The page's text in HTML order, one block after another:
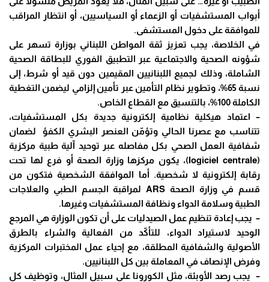
أبواب المستشفيات أو الزعماء أو السياسيين، أو انتظار المراقب
للموافقة على دخول المستشفى.
في الخلاصة، يجب تعزيز ثقة المواطن اللبناني بوزارة تسهر على
شؤونه الصحية والاجتماعية عبر التطبيق الفوري للبطاقة الصحية
الشاملة، وذلك لجميع اللبنانيين المقيمين دون قيد أو شرط، إلى
نسبة 65%، وتطوير نظام التأمين عبر تأمين إلزامي ليضمن التغطية
الكاملة 100%، بالتنسيق مع القطاع الخاص.
– اعتماد هيكلية نظامية إلكترونية جديدة بكل المستشفيات،
تتناسب مع عصرنا الحالي وتؤمّن العنصر البشري الكفؤ لضمان
شفافية العمل الصحي بكل مفاصله عبر توحيد آلية طبية مركزية
(logiciel centrale)، يكون مركزها وزارة الصحة أو فرع لها تحت
رقابة إلكترونية لا شخصية. أما الموافقة الشخصية فتكون من
قسم في وزارة الصحة ARS لمراقبة الجسم الطبي والعلاجات
الطبية وسلامة الدواء ونظافة المستشفيات وغيرها.
– يجب إعادة تنظيم عمل الصيدليات على أن تكون الوزارة هي المرجع
الوحيد لاستيراد الدواء، للتأكّد من الفعالية والشراء بالطرق
الأصولية والشفافية المطلقة، مع إحياء عمل المختبرات المركزية
وفرض الإنصاف في المعاملة بين كل اللبنانيين.
– يجب رصد الأوبئة، مثل الكورونا على سبيل المثال، وتوظيف كل